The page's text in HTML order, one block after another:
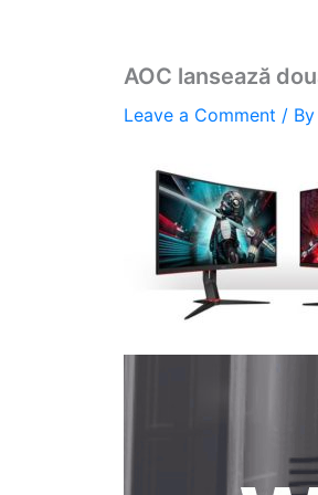
AOC lansează
Leave a Comment / By